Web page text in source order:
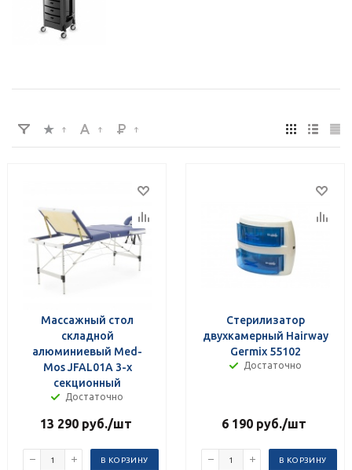
Массажный стол
складной
алюминиевый Med-
Mos JFAL01A 3-х
секционный
Достаточно
13 290руб./шт
В КОРЗИНУ
Стерилизатор
двухкамерный Hairway
Germix 55102
Достаточно
6 190 руб./шт
В КОРЗИНУ